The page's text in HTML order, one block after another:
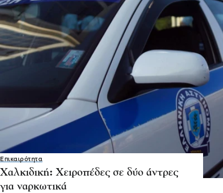
Επικαιρότητα
Χαλκιδική: Χειροπέδες σε δύο άντρες
για ναρκωτικά